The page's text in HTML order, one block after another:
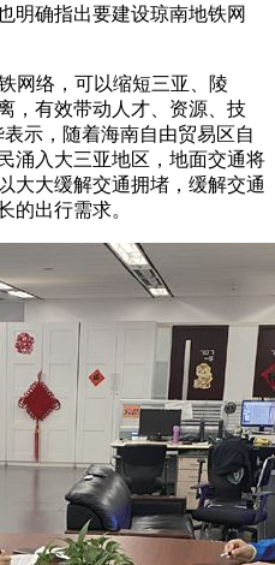
明确指出要建设琼南地铁网
网络，可以缩短三亚、陵
，有效带动人才、资源、技
示，随着海南自由贸易区自
涌入大三亚地区，地面交通将
大大缓解交通拥堵，缓解交通
的出行需求。